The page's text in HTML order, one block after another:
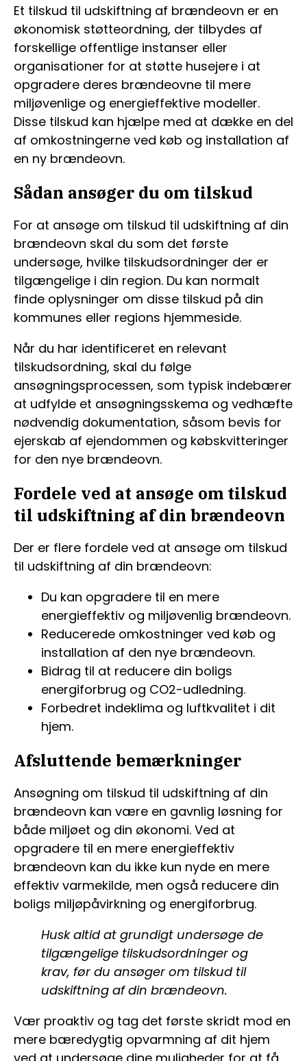
Et tilskud til udskiftning af brændeovn er en
økonomisk støtteordning, der tilbydes af
forskellige offentlige instanser eller
organisationer for at støtte husejere i at
opgradere deres brændeovne til mere
miljøvenlige og energieffektive modeller.
Disse tilskud kan hjælpe med at dække en del
af omkostningerne ved køb og installation af
en ny brændeovn.
Sådan ansøger du om tilskud
For at ansøge om tilskud til udskiftning af din
brændeovn skal du som det første
undersøge, hvilke tilskudsordninger der er
tilgængelige i din region. Du kan normalt
finde oplysninger om disse tilskud på din
kommunes eller regions hjemmeside.
Når du har identificeret en relevant
tilskudsordning, skal du følge
ansøgningsprocessen, som typisk indebærer
at udfylde et ansøgningsskema og vedhæfte
nødvendig dokumentation, såsom bevis for
ejerskab af ejendommen og købskvitteringer
for den nye brændeovn.
Fordele ved at ansøge om tilskud
til udskiftning af din brændeovn
Der er flere fordele ved at ansøge om tilskud
til udskiftning af din brændeovn:
Du kan opgradere til en mere
energieffektiv og miljøvenlig brændeovn.
Reducerede omkostninger ved køb og
installation af den nye brændeovn.
Bidrag til at reducere din boligs
energiforbrug og CO2-udledning.
Forbedret indeklima og luftkvalitet i dit
hjem.
Afsluttende bemærkninger
Ansøgning om tilskud til udskiftning af din
brændeovn kan være en gavnlig løsning for
både miljøet og din økonomi. Ved at
opgradere til en mere energieffektiv
brændeovn kan du ikke kun nyde en mere
effektiv varmekilde, men også reducere din
boligs miljøpåvirkning og energiforbrug.
Husk altid at grundigt undersøge de
tilgængelige tilskudsordninger og
krav, før du ansøger om tilskud til
udskiftning af din brændeovn.
Vær proaktiv og tag det første skridt mod en
mere bæredygtig opvarmning af dit hjem